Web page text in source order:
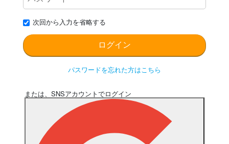
次回から入力を省略する
パスワードを忘れた方はこちら
または、SNSアカウントでログイン